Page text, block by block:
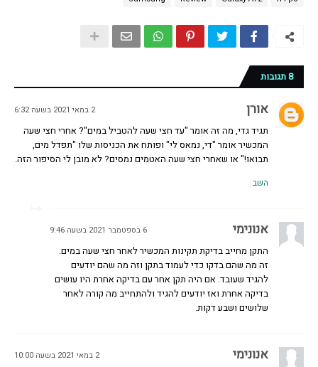
8 תגובות
אורן 2 במאי 2021 בשעה 6:32
תגיד גדי, מה זה אומר "עד חצי שעה להטביל במים"? אחרי חצי שעה
המכשיר אומר "די, נמאס לי" ופותח את הכניסות שלו "תפדל מים,
תבואו!" או שאחרי חצי שעה האטמים נמסים? לא מובן לי הסיפור הזה.
השב
אנונימי 6 בספטמבר 2021 בשעה 9:46
התקן מחייב בדיקת תקינות המכשיר לאחר חצי שעה במים.
זה מה שהם בדקו כדי לעמוד בתקן וזה מה שהם יודעים
להגיד שעובד. אם היה תקן אחר עם בדיקה אחרת היו עושים
בדיקה אחרת ואז יודעים להגיד ולהתחייב מה קורה לאחר
שלושים ושבע דקות.
אנונימי 2 במאי 2021 בשעה 10:00